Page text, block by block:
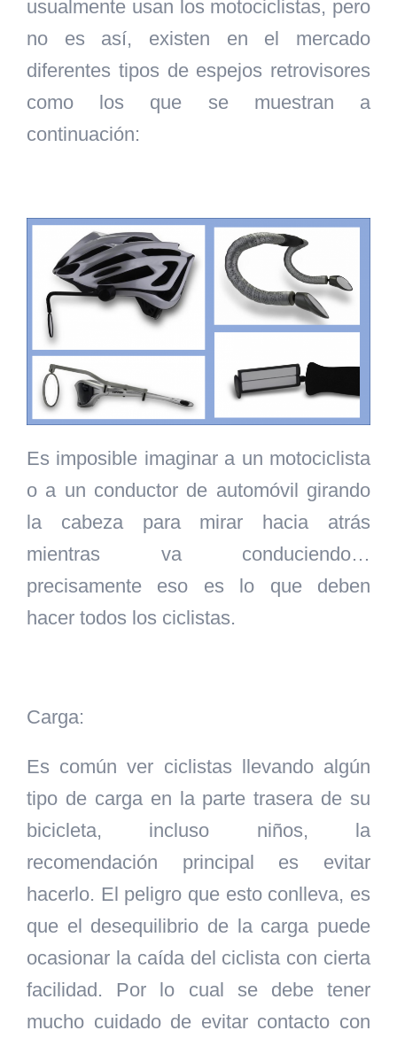
usualmente usan los motociclistas, pero
no es así, existen en el mercado
diferentes tipos de espejos retrovisores
como los que se muestran a
continuación:
Es imposible imaginar a un motociclista
o a un conductor de automóvil girando
la cabeza para mirar hacia atrás
mientras va conduciendo…
precisamente eso es lo que deben
hacer todos los ciclistas.
Carga:
Es común ver ciclistas llevando algún
tipo de carga en la parte trasera de su
bicicleta, incluso niños, la
recomendación principal es evitar
hacerlo. El peligro que esto conlleva, es
que el desequilibrio de la carga puede
ocasionar la caída del ciclista con cierta
facilidad. Por lo cual se debe tener
mucho cuidado de evitar contacto con